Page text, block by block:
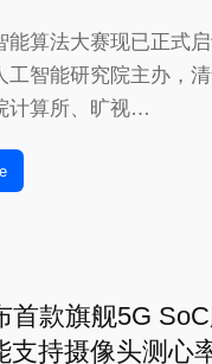
能算法大赛现已正式
工智能研究院主办，
计算所、旷视…
首款旗舰5G
支持摄像头测心